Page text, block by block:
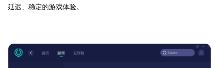
延迟、稳定的游戏体验。